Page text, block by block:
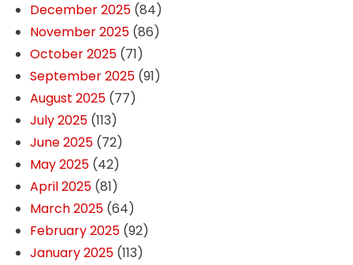
December 2025(84)
November 2025(86)
October 2025(71)
September 2025(91)
August 2025(77)
July 2025(113)
June 2025(72)
May 2025(42)
April 2025(81)
March 2025(64)
February 2025(92)
January 2025(113)